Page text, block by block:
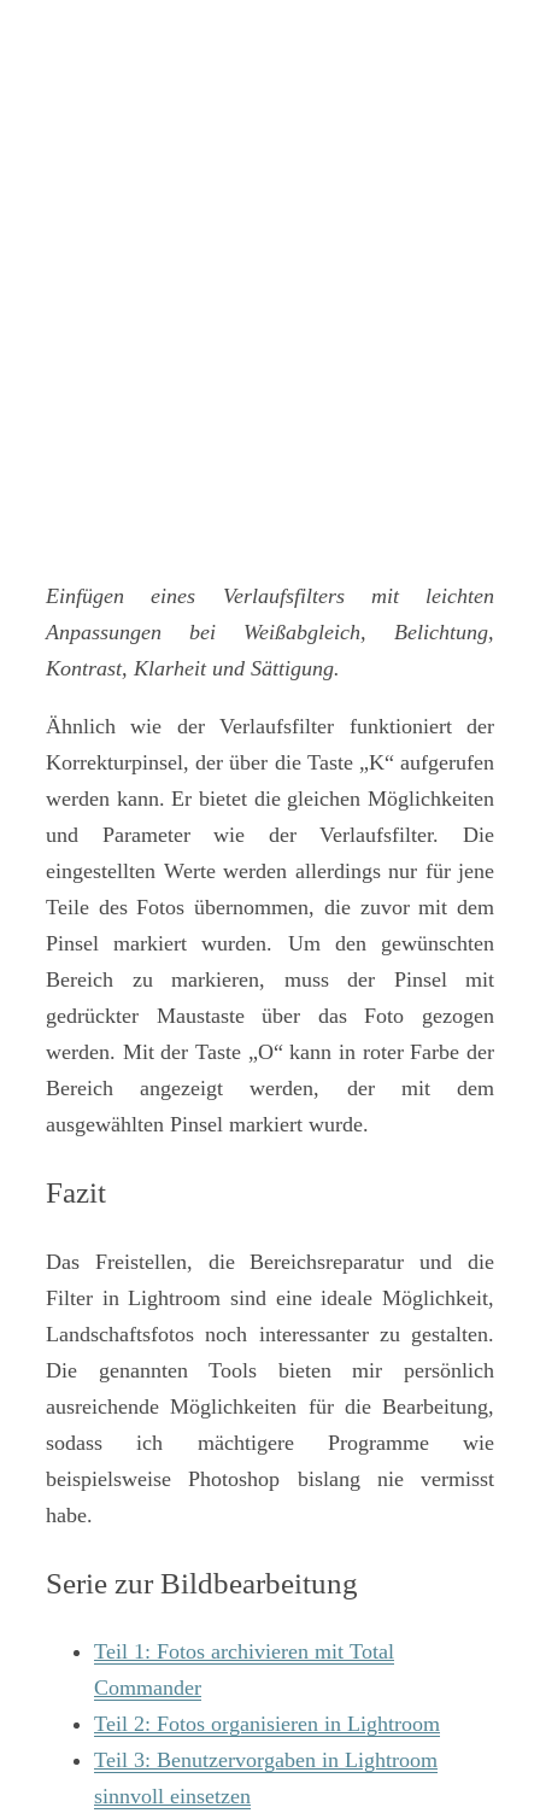
Einfügen eines Verlaufsfilters mit leichten
Anpassungen bei Weißabgleich, Belichtung,
Kontrast, Klarheit und Sättigung.
Ähnlich wie der Verlaufsfilter funktioniert der
Korrekturpinsel, der über die Taste „K“ aufgerufen
werden kann. Er bietet die gleichen Möglichkeiten
und Parameter wie der Verlaufsfilter. Die
eingestellten Werte werden allerdings nur für jene
Teile des Fotos übernommen, die zuvor mit dem
Pinsel markiert wurden. Um den gewünschten
Bereich zu markieren, muss der Pinsel mit
gedrückter Maustaste über das Foto gezogen
werden. Mit der Taste „O“ kann in roter Farbe der
Bereich angezeigt werden, der mit dem
ausgewählten Pinsel markiert wurde.
Fazit
Das Freistellen, die Bereichsreparatur und die
Filter in Lightroom sind eine ideale Möglichkeit,
Landschaftsfotos noch interessanter zu gestalten.
Die genannten Tools bieten mir persönlich
ausreichende Möglichkeiten für die Bearbeitung,
sodass ich mächtigere Programme wie
beispielsweise Photoshop bislang nie vermisst
habe.
Serie zur Bildbearbeitung
Teil 1: Fotos archivieren mit Total
Commander
Teil 2: Fotos organisieren in Lightroom
Teil 3: Benutzervorgaben in Lightroom
sinnvoll einsetzen